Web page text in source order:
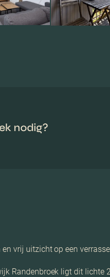
nodig?
vrij uitzicht op een
Randenbroek ligt dit